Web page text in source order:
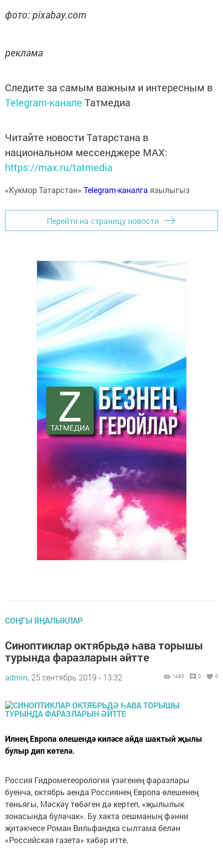
фото: pixabay.com
реклама
Следите за самым важным и интересным в
Telegram-канале Татмедиа
Читайте новости Татарстана в
национальном мессенджере MАХ:
https://max.ru/tatmedia
«Кукмор Татарстан» Telegram-каналга язылыгыз
Перейти на страницу новости
СОҢГЫ ЯҢАЛЫКЛАР
Синоптиклар октябрьдә һава торышы
турында фаразларын әйтте
admin, 25 сентябрь 2019 - 13:32 1483 0 0
Илнең Европа өлешендә киләсе айда шактый җылы
булыр дип көтелә.
Россия Гидрометеорология үзәгенең фаразлары
буенча, октябрь аенда Россиянең Европа өлешенең
төньягы, Мәскәү төбәген дә кертеп, «җылылык
зонасында булачак». Бу хакта оешманың фәнни
җитәкчесе Роман Вильфандка сылтама белән
«Российская газета» хәбәр итте.